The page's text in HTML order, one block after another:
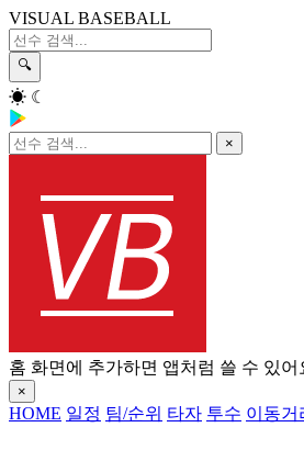
VISUAL BASEBALL
🔍
☀ ☾
×
홈 화면에 추가하면 앱처럼 쓸 수 있어
×
HOME 일정 팀/순위 타자 투수 이동거